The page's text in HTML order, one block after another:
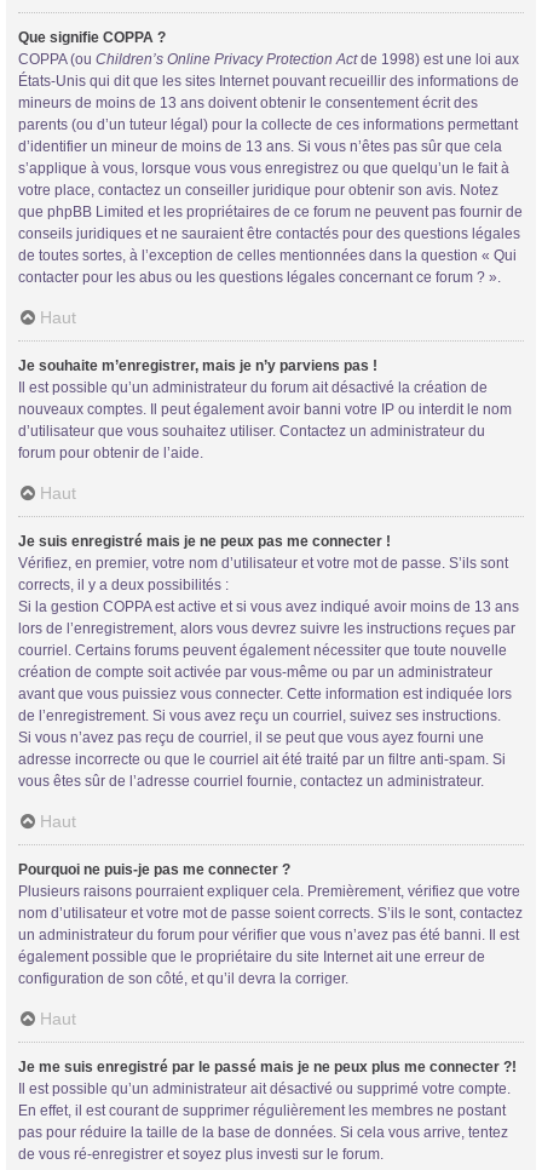
Forum d'information sur les transidentités masculines FtM/FtX/Ft*
Que signifie COPPA ?
COPPA (ou Children’s Online Privacy Protection Actde 1998) est une loi aux
États-Unis qui dit que les sites Internet pouvant recueillir des informations de
mineurs de moins de 13 ans doivent obtenir le consentement écrit des
parents (ou d’un tuteur légal) pour la collecte de ces informations permettant
d’identifier un mineur de moins de 13 ans. Si vous n’êtes pas sûr que cela
s’applique à vous, lorsque vous vous enregistrez ou que quelqu’un le fait à
votre place, contactez un conseiller juridique pour obtenir son avis. Notez
que phpBB Limited et les propriétaires de ce forum ne peuvent pas fournir de
conseils juridiques et ne sauraient être contactés pour des questions légales
de toutes sortes, à l’exception de celles mentionnées dans la question « Qui
contacter pour les abus ou les questions légales concernant ce forum ? ».
Haut
Je souhaite m’enregistrer, mais je n’y parviens pas !
Il est possible qu’un administrateur du forum ait désactivé la création de
nouveaux comptes. Il peut également avoir banni votre IP ou interdit le nom
d’utilisateur que vous souhaitez utiliser. Contactez un administrateur du
forum pour obtenir de l’aide.
Haut
Je suis enregistré mais je ne peux pas me connecter !
Vérifiez, en premier, votre nom d’utilisateur et votre mot de passe. S’ils sont
corrects, il y a deux possibilités :
Si la gestion COPPA est active et si vous avez indiqué avoir moins de 13 ans
lors de l’enregistrement, alors vous devrez suivre les instructions reçues par
courriel. Certains forums peuvent également nécessiter que toute nouvelle
création de compte soit activée par vous-même ou par un administrateur
avant que vous puissiez vous connecter. Cette information est indiquée lors
de l’enregistrement. Si vous avez reçu un courriel, suivez ses instructions.
Si vous n’avez pas reçu de courriel, il se peut que vous ayez fourni une
adresse incorrecte ou que le courriel ait été traité par un filtre anti-spam. Si
vous êtes sûr de l’adresse courriel fournie, contactez un administrateur.
Haut
Pourquoi ne puis-je pas me connecter ?
Plusieurs raisons pourraient expliquer cela. Premièrement, vérifiez que votre
nom d’utilisateur et votre mot de passe soient corrects. S’ils le sont, contactez
un administrateur du forum pour vérifier que vous n’avez pas été banni. Il est
également possible que le propriétaire du site Internet ait une erreur de
configuration de son côté, et qu’il devra la corriger.
Haut
Je me suis enregistré par le passé mais je ne peux plus me connecter ?!
Il est possible qu’un administrateur ait désactivé ou supprimé votre compte.
En effet, il est courant de supprimer régulièrement les membres ne postant
pas pour réduire la taille de la base de données. Si cela vous arrive, tentez
de vous ré-enregistrer et soyez plus investi sur le forum.